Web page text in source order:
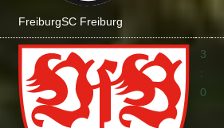
FreiburgSC Freiburg
3
:
0